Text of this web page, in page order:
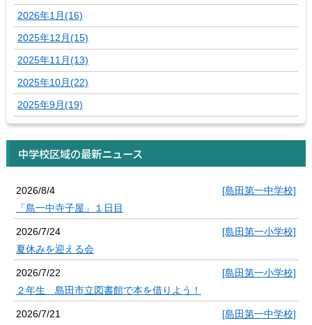
2026年1月(16)
2025年12月(15)
2025年11月(13)
2025年10月(22)
2025年9月(19)
中学校区域の最新ニュース
2026/8/4
[島田第一中学校]
「島一中寺子屋」１日目
2026/7/24
[島田第一小学校]
夏休みを迎える会
2026/7/22
[島田第一小学校]
２年生 島田市立図書館で本を借りよう！
2026/7/21
[島田第一中学校]